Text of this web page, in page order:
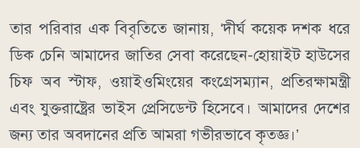
তার পরিবার এক বিবৃতিতে জানায়, ‌‘দীর্ঘ কয়েক দশক ধরে
ডিক চেনি আমাদের জাতির সেবা করেছেন-হোয়াইট হাউসের
চিফ অব স্টাফ, ওয়াইওমিংয়ের কংগ্রেসম্যান, প্রতিরক্ষামন্ত্রী
এবং যুক্তরাষ্ট্রের ভাইস প্রেসিডেন্ট হিসেবে। আমাদের দেশের
জন্য তার অবদানের প্রতি আমরা গভীরভাবে কৃতজ্ঞ।’